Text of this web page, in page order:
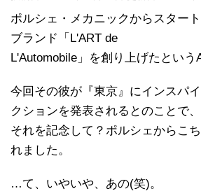
ポルシェ・メカニックからスター
ブランド「L'ART de
L'Automobile」を創り上げたという
今回その彼が『東京』にインスパ
クションを発表されるとのことで
それを記念して？ポルシェからこ
れました。
…て、いやいや、あの(笑)。